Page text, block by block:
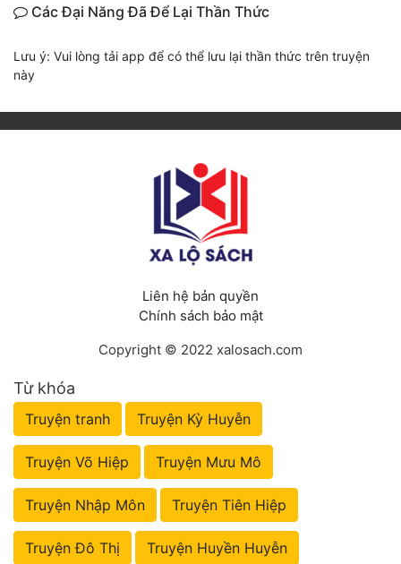
Các Đại Năng Đã Để Lại Thần Thức
Lưu ý: Vui lòng tải app để có thể lưu lại thần thức trên truyện
này
Liên hệ bản quyền
Chính sách bảo mật
Copyright © 2022 xalosach.com
Từ khóa
Truyện tranh Truyện Kỳ Huyễn
Truyện Võ Hiệp Truyện Mưu Mô
Truyện Nhập Môn Truyện Tiên Hiệp
Truyện Đô Thị Truyện Huyền Huyễn